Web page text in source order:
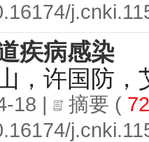
疾病感染
，许国防，
18 | 摘要 (